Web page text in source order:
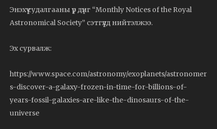
Энэхүү судалгааны үр дүнг “Monthly Notices of the Royal
Astronomical Society” сэтгүүлд нийтэлжээ.
Эх сурвалж:
https://www.space.com/astronomy/exoplanets/astronomer
s-discover-a-galaxy-frozen-in-time-for-billions-of-
years-fossil-galaxies-are-like-the-dinosaurs-of-the-
universe